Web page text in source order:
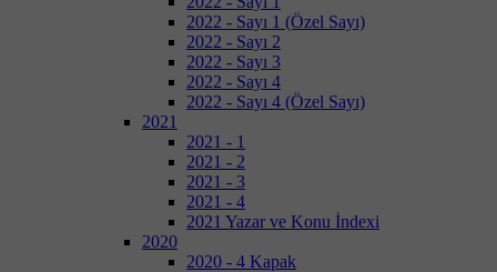
2022 - Sayı 1 (Özel Sayı)
2022 - Sayı 2
2022 - Sayı 3
2022 - Sayı 4
2022 - Sayı 4 (Özel Sayı)
2021
2021 - 1
2021 - 2
2021 - 3
2021 - 4
2021 Yazar ve Konu İndexi
2020
2020 - 4 Kapak